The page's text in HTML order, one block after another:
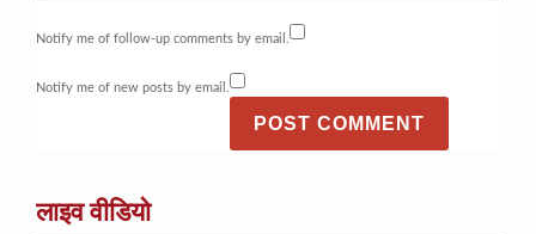
Notify me of follow-up comments by email.
Notify me of new posts by email.
लाइव वीडियो